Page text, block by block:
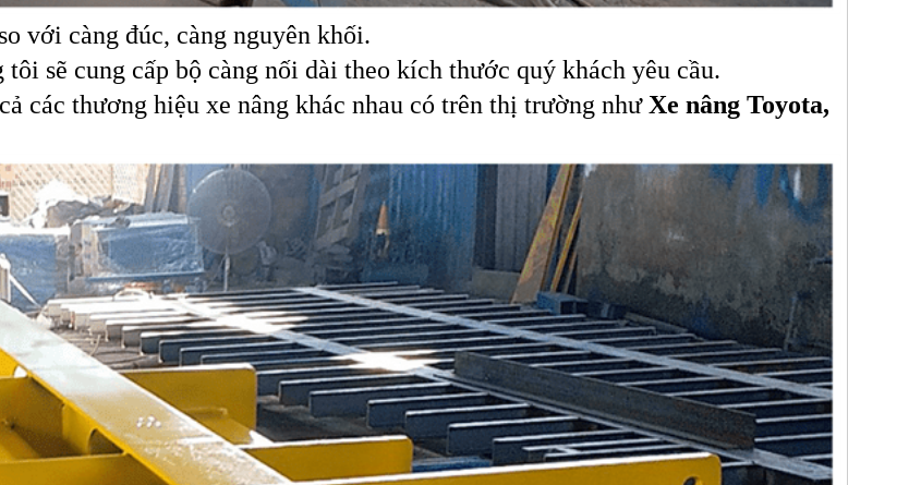
với càng đúc, càng nguyên khối.
sẽ cung cấp bộ càng nối dài theo kích thước quý khách yêu cầu.
các thương hiệu xe nâng khác nhau có trên thị trường như Xe nâng Toyota,